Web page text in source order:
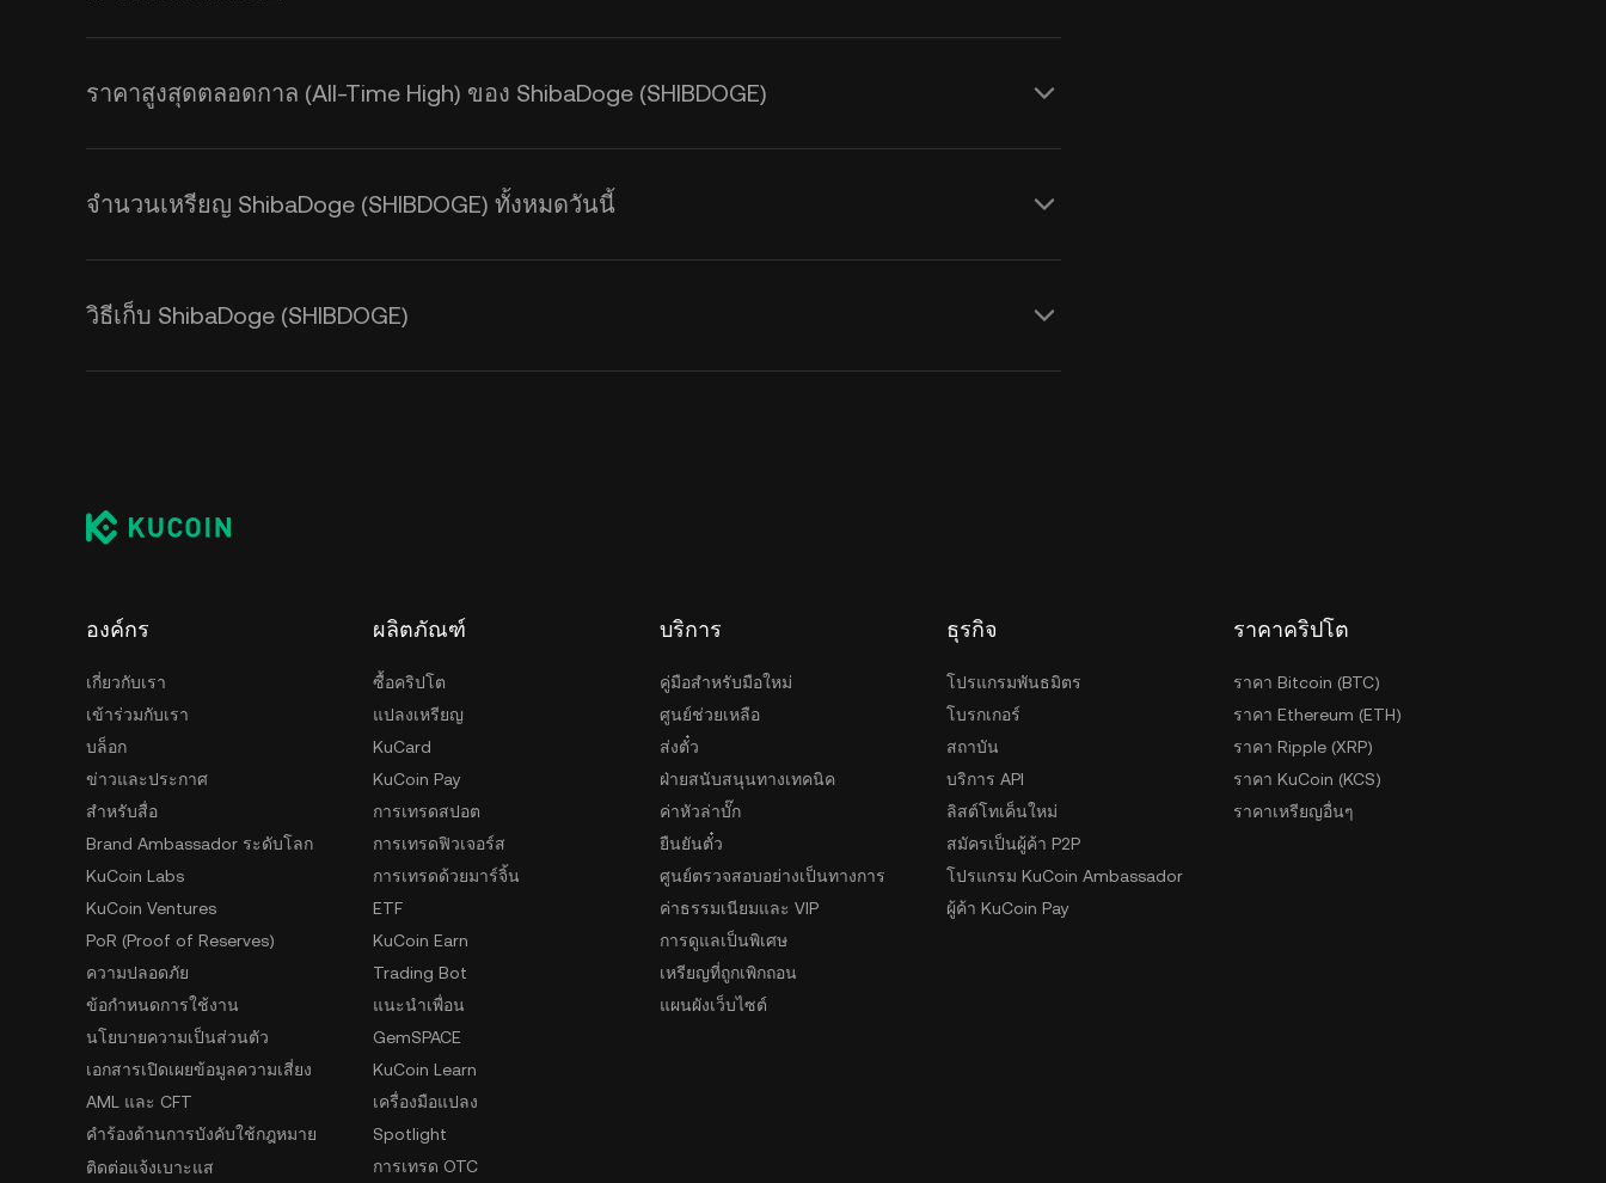
ราคาสูงสุดตลอดกาล (All-Time High) ของ ShibaDoge (SHIBDOGE)
จำนวนเหรียญ ShibaDoge (SHIBDOGE) ทั้งหมดวันนี้
วิธีเก็บ ShibaDoge (SHIBDOGE)
องค์กร
เกี่ยวกับเรา
เข้าร่วมกับเรา
บล็อก
ข่าวและประกาศ
สำหรับสื่อ
Brand Ambassador ระดับโลก
KuCoin Labs
KuCoin Ventures
PoR (Proof of Reserves)
ความปลอดภัย
ข้อกำหนดการใช้งาน
นโยบายความเป็นส่วนตัว
เอกสารเปิดเผยข้อมูลความเสี่ยง
AML และ CFT
คำร้องด้านการบังคับใช้กฎหมาย
ติดต่อแจ้งเบาะแส
ผลิตภัณฑ์
ซื้อคริปโต
แปลงเหรียญ
KuCard
KuCoin Pay
การเทรดสปอต
การเทรดฟิวเจอร์ส
การเทรดด้วยมาร์จิ้น
ETF
KuCoin Earn
Trading Bot
แนะนำเพื่อน
GemSPACE
KuCoin Learn
เครื่องมือแปลง
Spotlight
การเทรด OTC
บริการ
คู่มือสำหรับมือใหม่
ศูนย์ช่วยเหลือ
ส่งตั๋ว
ฝ่ายสนับสนุนทางเทคนิค
ค่าหัวล่าบั๊ก
ยืนยันตั๋ว
ศูนย์ตรวจสอบอย่างเป็นทางการ
ค่าธรรมเนียมและ VIP
การดูแลเป็นพิเศษ
เหรียญที่ถูกเพิกถอน
แผนผังเว็บไซต์
ธุรกิจ
โปรแกรมพันธมิตร
โบรกเกอร์
สถาบัน
บริการ API
ลิสต์โทเค็นใหม่
สมัครเป็นผู้ค้า P2P
โปรแกรม KuCoin Ambassador
ผู้ค้า KuCoin Pay
ราคาคริปโต
ราคา Bitcoin (BTC)
ราคา Ethereum (ETH)
ราคา Ripple (XRP)
ราคา KuCoin (KCS)
ราคาเหรียญอื่นๆ